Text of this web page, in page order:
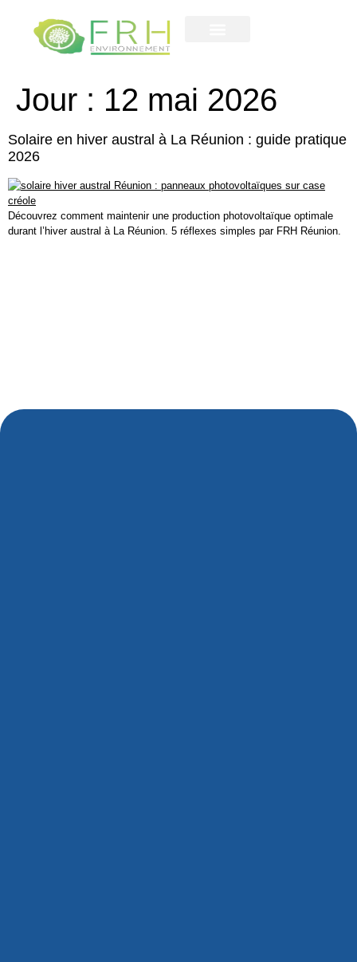
Jour : 12 mai 2026
Solaire en hiver austral à La Réunion : guide pratique
2026
Découvrez comment maintenir une production photovoltaïque optimale
durant l’hiver austral à La Réunion. 5 réflexes simples par FRH Réunion.